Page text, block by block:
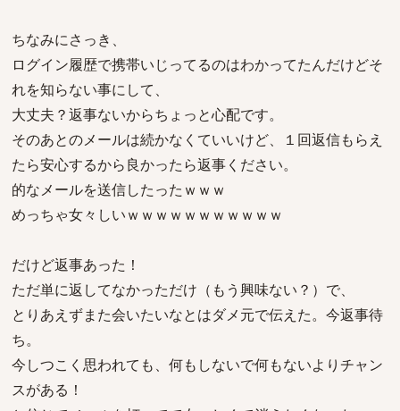
ちなみにさっき、
ログイン履歴で携帯いじってるのはわかってたんだけどそ
れを知らない事にして、
大丈夫？返事ないからちょっと心配です。
そのあとのメールは続かなくていいけど、１回返信もらえ
たら安心するから良かったら返事ください。
的なメールを送信したったｗｗｗ
めっちゃ女々しいｗｗｗｗｗｗｗｗｗｗｗ
だけど返事あった！
ただ単に返してなかっただけ（もう興味ない？）で、
とりあえずまた会いたいなとはダメ元で伝えた。今返事待
ち。
今しつこく思われても、何もしないで何もないよりチャン
スがある！